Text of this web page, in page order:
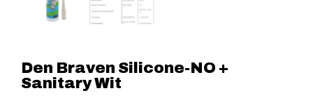
Den Braven Silicone-NO +
Sanitary Wit